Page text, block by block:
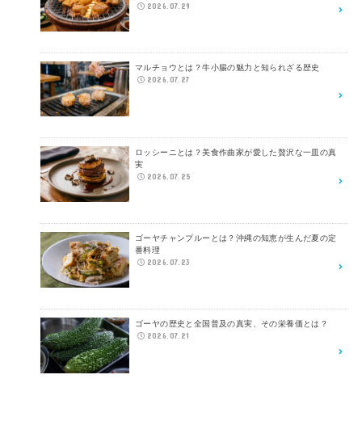
2026.07.29
マルチョウとは？牛小腸の魅力と知られざる歴史
2026.07.27
ロッシーニとは？美食作曲家が愛した贅沢な一皿の真
実
2026.07.25
ゴーヤチャンプルーとは？沖縄の知恵が生んだ夏の定
番料理
2026.07.23
ゴーヤの歴史と全国普及の真実、その栄養価とは？
2026.07.21